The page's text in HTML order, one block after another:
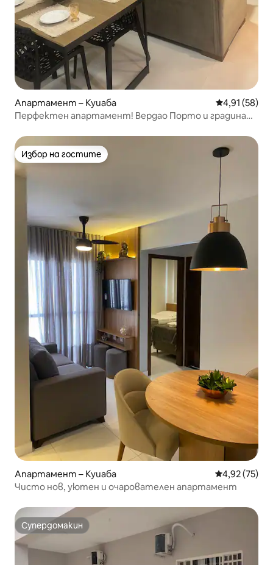
Апартамент – Куиаба Средна
4,91 (58)
Перфектен апартамент! Вердао Порто и градина
Избор на гостите
Избор на гостите
Апартамент – Куиаба Средна
4,92 (75)
Чисто нов, уютен и очарователен апартамент
Супердомакин
Супердомакин